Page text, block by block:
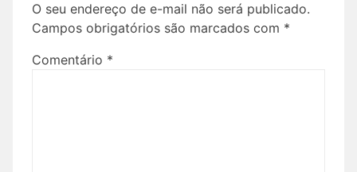
O seu endereço de e-mail não será publicado.
Campos obrigatórios são marcados com *
Comentário *